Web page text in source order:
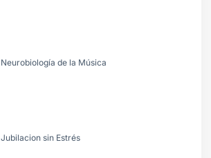
Neurobiología de la Música
Jubilacion sin Estrés